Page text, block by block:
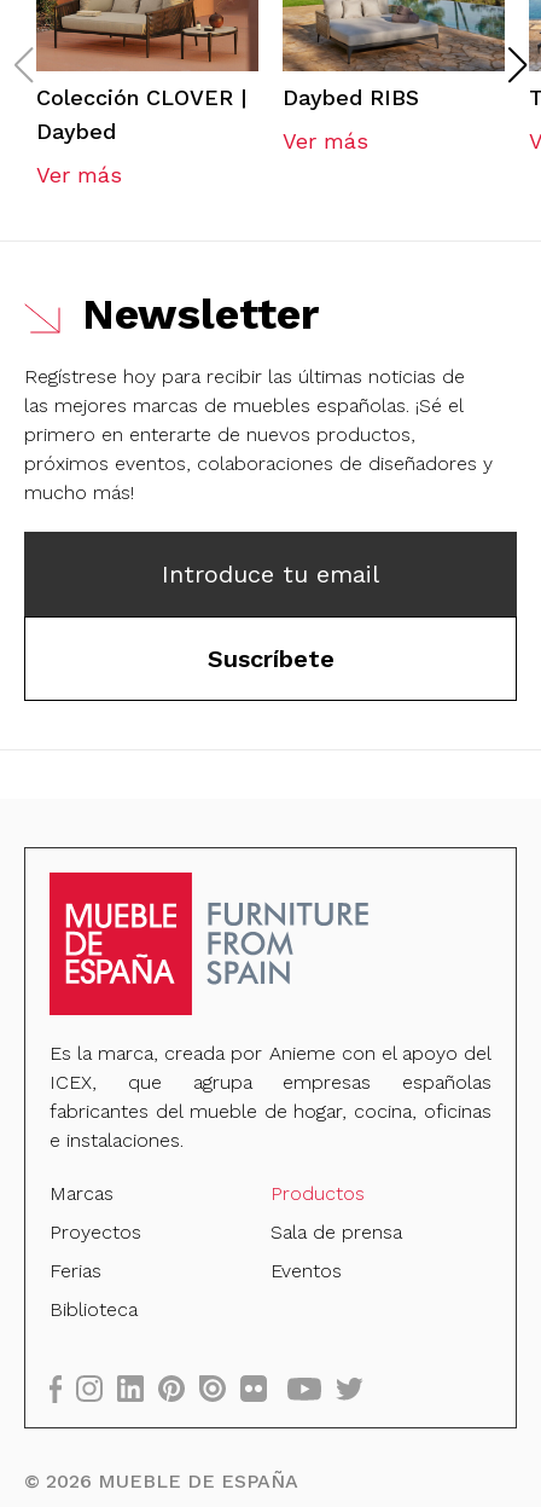
Colección CLOVER |
Daybed
Ver más
Daybed RIBS
Ver más
Newsletter
Regístrese hoy para recibir las últimas noticias de
las mejores marcas de muebles españolas. ¡Sé el
primero en enterarte de nuevos productos,
próximos eventos, colaboraciones de diseñadores y
mucho más!
Introduce tu email
Suscríbete
Es la marca, creada por Anieme con el apoyo del
ICEX, que agrupa empresas españolas
fabricantes del mueble de hogar, cocina, oficinas
e instalaciones.
Marcas
Productos
Proyectos
Sala de prensa
Ferias
Eventos
Biblioteca
© 2026 MUEBLE DE ESPAÑA